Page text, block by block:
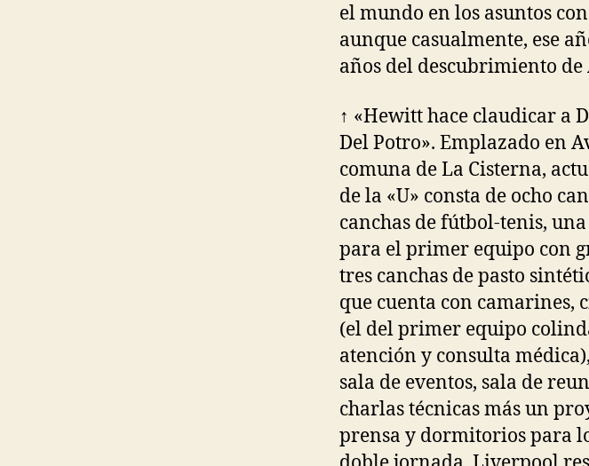
el mundo en los asuntos
aunque casualmente, ese
años del descubrimiento de
↑ «Hewitt hace claudicar a
Del Potro». Emplazado en
comuna de La Cisterna,
de la «U» consta de ocho
canchas de fútbol-tenis,
para el primer equipo con
tres canchas de pasto
que cuenta con camarines,
(el del primer equipo
atención y consulta
sala de eventos, sala de
charlas técnicas más un
prensa y dormitorios para